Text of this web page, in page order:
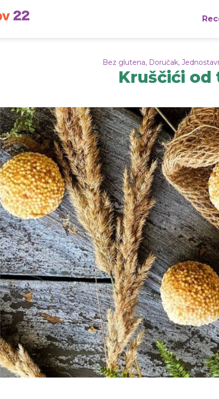
Bez glutena, Doručak,
Kruščići od